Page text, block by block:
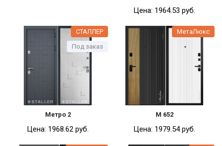
Цена: 1964.53 pуб.
Под заказ
СТАЛЛЕР
Метро 2
Цена: 1968.62 pуб.
МетаЛюкс
М 652
Цена: 1979.54 pуб.